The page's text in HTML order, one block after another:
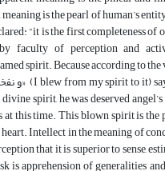
is the pearl of human’s
“it is the first completeness of
faculty of perception and
spirit. Because according to the
spirit, he was deserved
this time. This blown spirit is the
Intellect in the meaning of
that it is superior to sense,
is apprehension of generalities